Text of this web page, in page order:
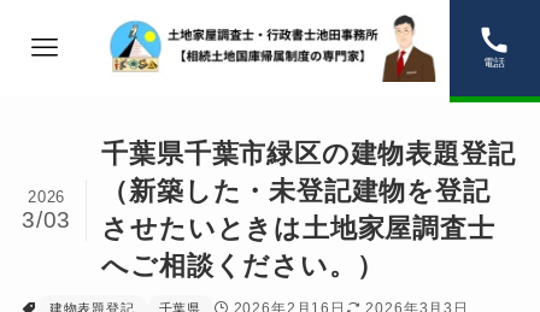
電話
千葉県千葉市緑区の建物表題登記
（新築した・未登記建物を登記
させたいときは土地家屋調査士
へご相談ください。）
2026
3/03
建物表題登記 千葉県